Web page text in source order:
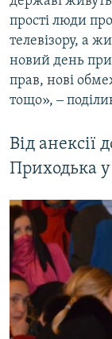
прості люди
телевізору, а
новий день
прав, нові
тощо», ‒
Від анексії
Приходька у